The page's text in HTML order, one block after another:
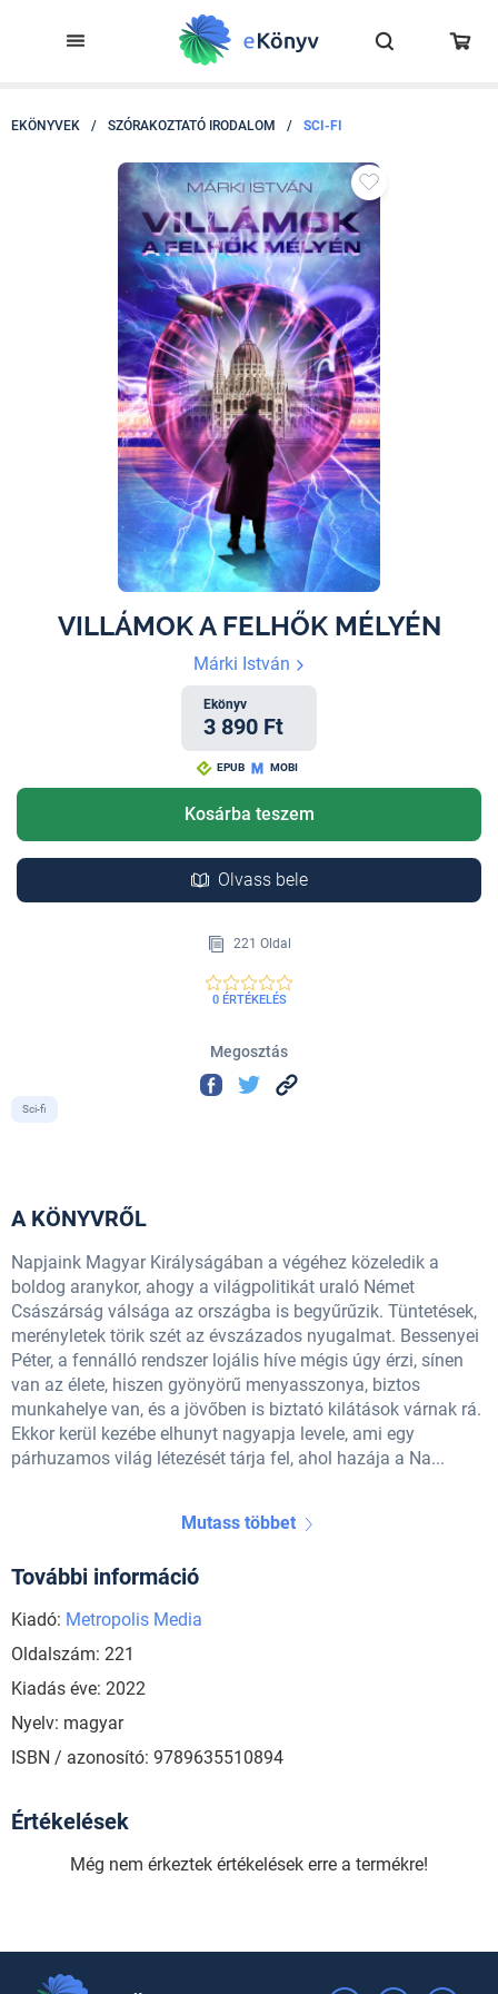
EKÖNYVEK / SZÓRAKOZTATÓ IRODALOM / SCI-FI
VILLÁMOK A FELHŐK MÉLYÉN
Márki István
Ekönyv
3 890 Ft
EPUB MOBI
Kosárba teszem
Olvass bele
221 Oldal
0 ÉRTÉKELÉS
Megosztás
Sci-fi
A KÖNYVRŐL
Napjaink Magyar Királyságában a végéhez közeledik a
boldog aranykor, ahogy a világpolitikát uraló Német
Császárság válsága az országba is begyűrűzik. Tüntetések,
merényletek törik szét az évszázados nyugalmat. Bessenyei
Péter, a fennálló rendszer lojális híve mégis úgy érzi, sínen
van az élete, hiszen gyönyörű menyasszonya, biztos
munkahelye van, és a jövőben is biztató kilátások várnak rá.
Ekkor kerül kezébe elhunyt nagyapja levele, ami egy
párhuzamos világ létezését tárja fel, ahol hazája a Na...
Mutass többet
További információ
Kiadó: Metropolis Media
Oldalszám: 221
Kiadás éve: 2022
Nyelv: magyar
ISBN / azonosító: 9789635510894
Értékelések
Még nem érkeztek értékelések erre a termékre!